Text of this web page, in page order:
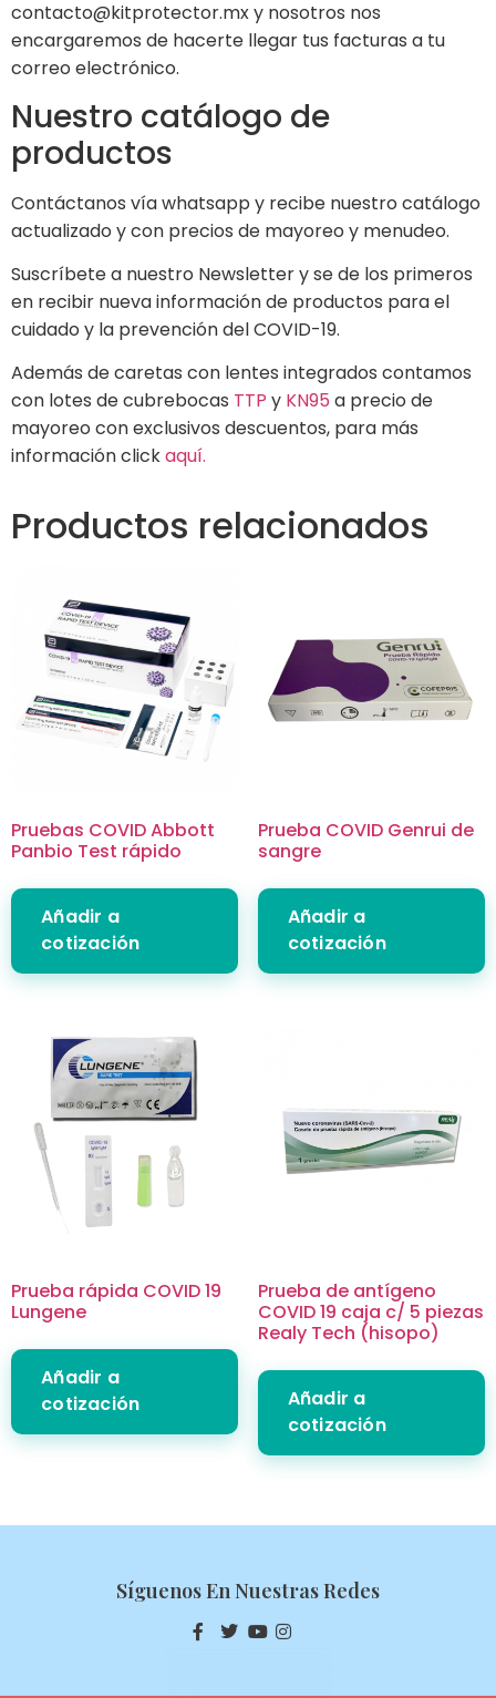
contacto@kitprotector.mx y nosotros nos
encargaremos de hacerte llegar tus facturas a tu
correo electrónico.
Nuestro catálogo de
productos
Contáctanos vía whatsapp y recibe nuestro catálogo
actualizado y con precios de mayoreo y menudeo.
Suscríbete a nuestro Newsletter y se de los primeros
en recibir nueva información de productos para el
cuidado y la prevención del COVID-19.
Además de caretas con lentes integrados contamos
con lotes de cubrebocas TTP y KN95 a precio de
mayoreo con exclusivos descuentos, para más
información clickaquí.
Productos relacionados
Pruebas COVID Abbott
Panbio Test rápido
Añadir a
cotización
Prueba COVID Genrui de
sangre
Añadir a
cotización
Prueba rápida COVID 19
Lungene
Añadir a
cotización
Prueba de antígeno
COVID 19 caja c/ 5 piezas
Realy Tech (hisopo)
Añadir a
cotización
Síguenos En Nuestras Redes